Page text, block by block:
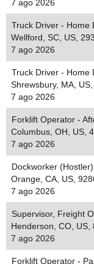
7 ago 2026
Truck Driver - Home
Wellford, SC, US,
7 ago 2026
Truck Driver - Home
Shrewsbury, MA,
7 ago 2026
Forklift Operator -
Columbus, OH, US,
7 ago 2026
Dockworker
Orange, CA, US,
7 ago 2026
Supervisor, Freight
Henderson, CO, US,
7 ago 2026
Forklift Operator -